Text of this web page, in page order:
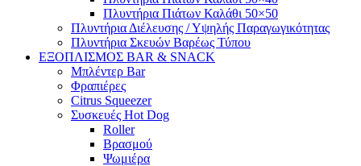
Πλυντήρια Πιάτων Καλάθι 50×50
Πλυντήρια Διέλευσης / Υψηλής Παραγωγικότητας
Πλυντήρια Σκευών Βαρέως Τύπου
ΕΞΟΠΛΙΣΜΟΣ BAR & SNACK
Μπλέντερ Bar
Φραπιέρες
Citrus Squeezer
Συσκευές Hot Dog
Roller
Βρασμού
Ψωμιέρα